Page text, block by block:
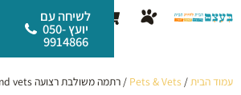
לתוכן
עגלת
קניות
לשיחה עם
יועץ 050-
9914866
עמוד הבית/
Pets & Vets / רתמה משולבת רצועה pets and vets